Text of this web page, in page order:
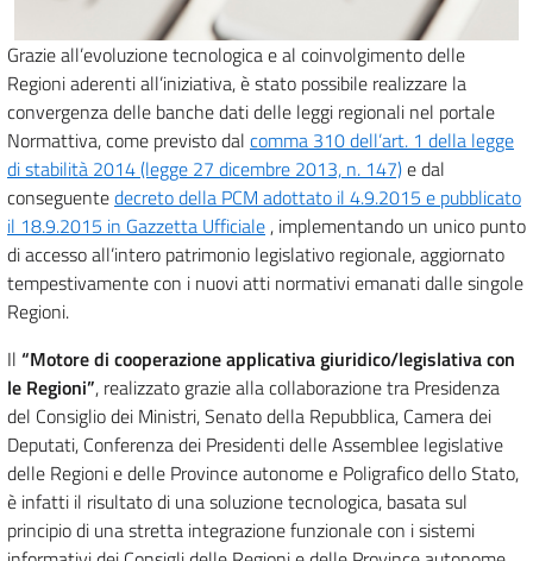
Grazie all’evoluzione tecnologica e al coinvolgimento delle
Regioni aderenti all’iniziativa, è stato possibile realizzare la
convergenza delle banche dati delle leggi regionali nel portale
Normattiva, come previsto dal comma 310 dell’art. 1 della legge
di stabilità 2014 (legge 27 dicembre 2013, n. 147)e dal
conseguentedecreto della PCM adottato il 4.9.2015 e pubblicato
il 18.9.2015 in Gazzetta Ufficiale , implementando un unico punto
di accesso all’intero patrimonio legislativo regionale, aggiornato
tempestivamente con i nuovi atti normativi emanati dalle singole
Regioni.
Il “Motore di cooperazione applicativa giuridico/legislativa con
le Regioni”, realizzato grazie alla collaborazione tra Presidenza
del Consiglio dei Ministri, Senato della Repubblica, Camera dei
Deputati, Conferenza dei Presidenti delle Assemblee legislative
delle Regioni e delle Province autonome e Poligrafico dello Stato,
è infatti il risultato di una soluzione tecnologica, basata sul
principio di una stretta integrazione funzionale con i sistemi